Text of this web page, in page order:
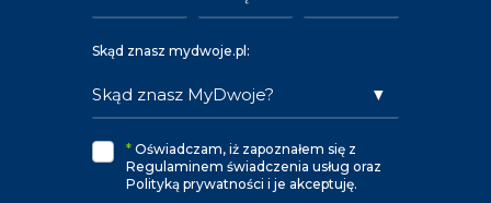
Skąd znasz mydwoje.pl:
* Oświadczam, iż zapoznałem się z
Regulaminem świadczenia usług oraz
Polityką prywatności i je akceptuję.